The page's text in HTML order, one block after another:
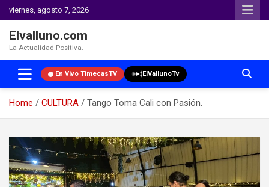
viernes, agosto 7, 2026
Elvalluno.com
La Actualidad Positiva.
En Vivo TimecasTV ElVallunoTv
Home CULTURA
Tango Toma Cali con Pasión.
content